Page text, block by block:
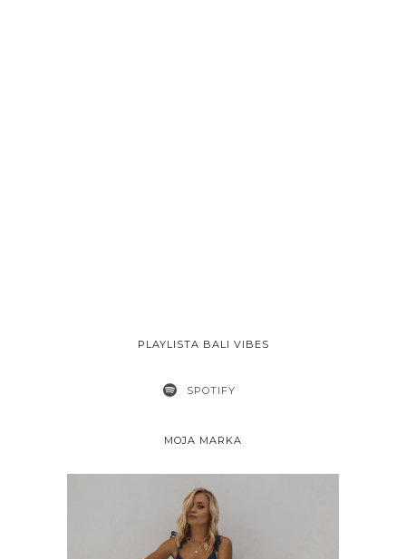
PLAYLISTA BALI VIBES
SPOTIFY
MOJA MARKA